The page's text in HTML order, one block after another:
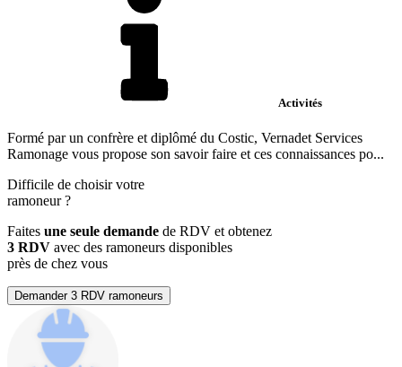
Activités
Formé par un confrère et diplômé du Costic, Vernadet Services
Ramonage vous propose son savoir faire et ces connaissances po...
Difficile de choisir votre
ramoneur?
Faites une seule demande de RDV et obtenez
3 RDV avec des ramoneurs disponibles
près de chez vous
Demander 3 RDV ramoneurs